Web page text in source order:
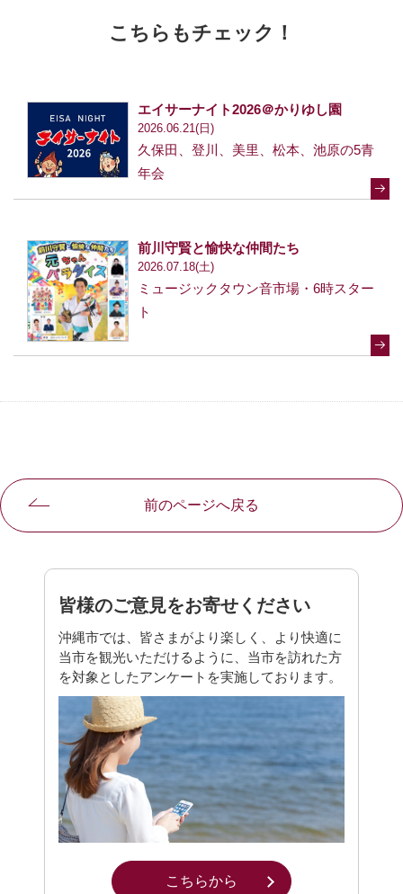
こちらもチェック！
エイサーナイト2026＠かりゆし園
2026.06.21(日)
久保田、登川、美里、松本、池原の5青
年会
前川守賢と愉快な仲間たち
2026.07.18(土)
ミュージックタウン音市場・6時スター
ト
前のページへ戻る
皆様のご意見をお寄せください
沖縄市では、皆さまがより楽しく、より快適に
当市を観光いただけるように、当市を訪れた方
を対象としたアンケートを実施しております。
こちらから 別ウィンドウで開きます